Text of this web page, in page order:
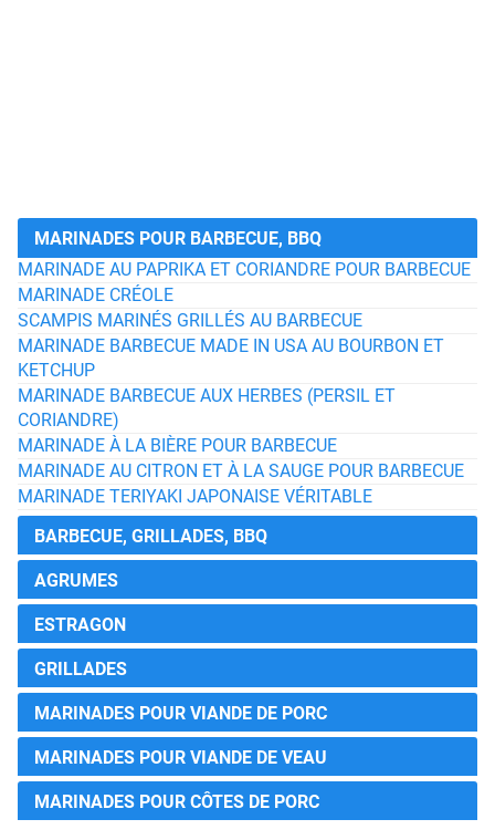
MARINADES POUR BARBECUE, BBQ
MARINADE AU PAPRIKA ET CORIANDRE POUR BARBECUE
MARINADE CRÉOLE
SCAMPIS MARINÉS GRILLÉS AU BARBECUE
MARINADE BARBECUE MADE IN USA AU BOURBON ET
KETCHUP
MARINADE BARBECUE AUX HERBES (PERSIL ET
CORIANDRE)
MARINADE À LA BIÈRE POUR BARBECUE
MARINADE AU CITRON ET À LA SAUGE POUR BARBECUE
MARINADE TERIYAKI JAPONAISE VÉRITABLE
BARBECUE, GRILLADES, BBQ
AGRUMES
ESTRAGON
GRILLADES
MARINADES POUR VIANDE DE PORC
MARINADES POUR VIANDE DE VEAU
MARINADES POUR CÔTES DE PORC